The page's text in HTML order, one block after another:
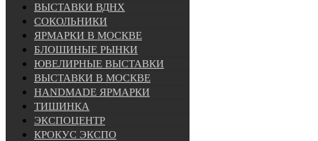
ВЫСТАВКИ ВДНХ
СОКОЛЬНИКИ
ЯРМАРКИ В МОСКВЕ
БЛОШИНЫЕ РЫНКИ
ЮВЕЛИРНЫЕ ВЫСТАВКИ
ВЫСТАВКИ В МОСКВЕ
HANDMADE ЯРМАРКИ
ТИШИНКА
ЭКСПОЦЕНТР
КРОКУС ЭКСПО